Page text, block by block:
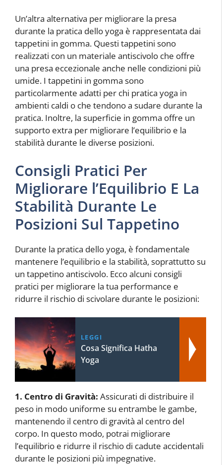
Un’altra alternativa per migliorare la presa
durante la pratica dello yoga è rappresentata dai
tappetini in gomma. Questi tappetini sono
realizzati con un materiale antiscivolo che offre
una presa eccezionale anche nelle condizioni più
umide. I tappetini in gomma sono
particolarmente adatti per chi pratica yoga in
ambienti caldi o che tendono a sudare durante la
pratica. Inoltre, la superficie in gomma offre un
supporto extra per migliorare l’equilibrio e la
stabilità durante le diverse posizioni.
Consigli Pratici Per
Migliorare l’Equilibrio E La
Stabilità Durante Le
Posizioni Sul Tappetino
Durante la pratica dello yoga, è fondamentale
mantenere l’equilibrio e la stabilità, soprattutto su
un tappetino antiscivolo. Ecco alcuni consigli
pratici per migliorare la tua performance e
ridurre il rischio di scivolare durante le posizioni:
LEGGI
Cosa Significa Hatha
Yoga
1. Centro di Gravità: Assicurati di distribuire il
peso in modo uniforme su entrambe le gambe,
mantenendo il centro di gravità al centro del
corpo. In questo modo, potrai migliorare
l’equilibrio e ridurre il rischio di cadute accidentali
durante le posizioni più impegnative.